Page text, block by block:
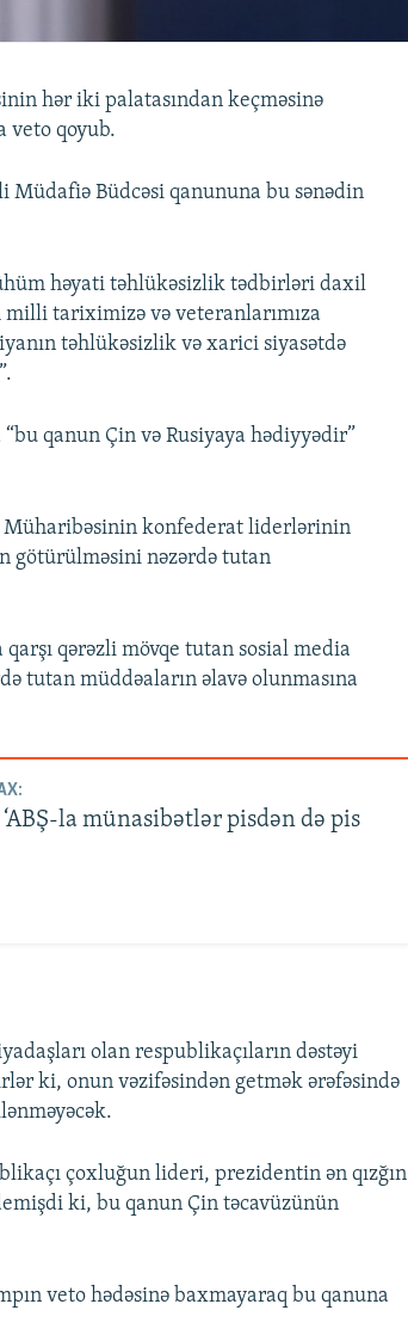
hər iki palatasından keçməsinə
veto qoyub.
Büdcəsi qanununa bu sənədin
həyati təhlükəsizlik tədbirləri daxil
tariximizə və veteranlarımıza
təhlükəsizlik və xarici siyasətdə
qanun Çin və Rusiyaya hədiyyədir”
Müharibəsinin konfederat liderlərinin
götürülməsini nəzərdə tutan
qərəzli mövqe tutan sosial media
tutan müddəaların əlavə olunmasına
la münasibətlər pisdən də pis
olan respublikaçıların dəstəyi
ki, onun vəzifəsindən getmək ərəfəsində
çoxluğun lideri, prezidentin ən qızğın
ki, bu qanun Çin təcavüzünün
veto hədəsinə baxmayaraq bu qanuna